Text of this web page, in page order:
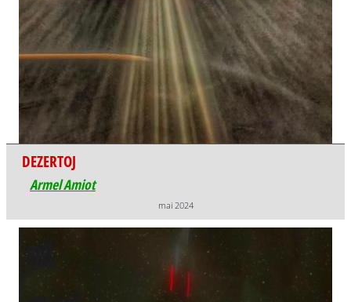
DEZERTOJ
Armel Amiot
mai 2024